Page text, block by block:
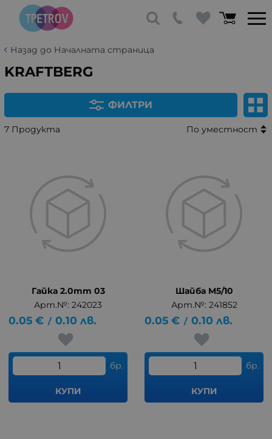
Назад до Началната страница
KRAFTBERG
ФИЛТРИ
7 Продукта По уместност
Гайка 2.0mm 03
Арт.№: 242023
0.05 € / 0.10 лв.
бр.
КУПИ
Шайба M5/10
Арт.№: 241852
0.05 € / 0.10 лв.
бр.
КУПИ